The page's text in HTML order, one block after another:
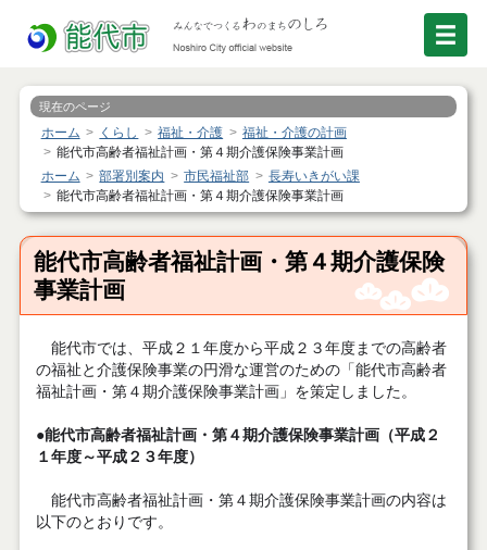
現在のページ
ホーム くらし 福祉・介護
福祉・介護の計画
能代市高齢者福祉計画・第４期介護保険事業計画
ホーム
部署別案内 市民福祉部
長寿いきがい課
能代市高齢者福祉計画・第４期介護保険事業計画
能代市高齢者福祉計画・第４期介護保険
事業計画
能代市では、平成２１年度から平成２３年度までの高齢者
の福祉と介護保険事業の円滑な運営のための「能代市高齢者
福祉計画・第４期介護保険事業計画」を策定しました。
●能代市高齢者福祉計画・第４期介護保険事業計画（平成２
１年度～平成２３年度）
能代市高齢者福祉計画・第４期介護保険事業計画の内容は
以下のとおりです。